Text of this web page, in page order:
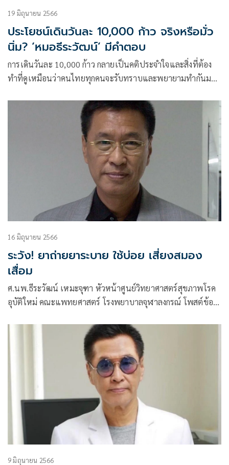
19 มิถุนายน 2566
ประโยชน์เดินวันละ 10,000 ก้าว จริงหรือมั่ว
นิ่ม? ‘หมอธีระวัฒน์’ มีคำตอบ
การเดินวันละ 10,000 ก้าว กลายเป็นคติประจำใจและสิ่งที่ต้อง
ทำที่ดูเหมือนว่าคนไทยทุกคนจะรับทราบและพยายามทำกันมา
16 มิถุนายน 2566
ระวัง! ยาถ่ายยาระบาย ใช้บ่อย เสี่ยงสมอง
เสื่อม
ศ.นพ.ธีระวัฒน์ เหมะจุฑา หัวหน้าศูนย์วิทยาศาสตร์สุขภาพโรค
อุบัติใหม่ คณะแพทยศาสตร์ โรงพยาบาลจุฬาลงกรณ์ โพสต์ข้อ
9 มิถุนายน 2566